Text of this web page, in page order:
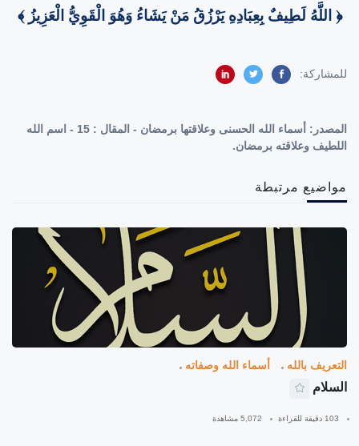
﴿ اللَّهُ لَطِيفٌ بِعِبَادِهِ يَرْزُقُ مَنْ يَشَاءُ وَهُوَ الْقَوِيُّ الْعَزِيزُ ﴾
للمشاركة:
المصدر:
أسماء الله الحسنى وعلاقتها برمضان - المقال : 15 - اسم الله
اللطيف وعلاقته برمضان.
مواضيع مرتبطة
التعريف بالله أسماء الله وصفاته
السلام
103 دقيقة للقراءة 5,072 مشاهدة